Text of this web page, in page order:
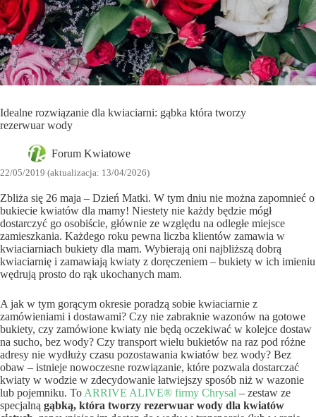
Idealne rozwiązanie dla kwiaciarni: gąbka która tworzy
rezerwuar wody
Forum Kwiatowe
22/05/2019 (aktualizacja: 13/04/2026)
Zbliża się 26 maja – Dzień Matki. W tym dniu nie można zapomnieć o
bukiecie kwiatów dla mamy! Niestety nie każdy będzie mógł
dostarczyć go osobiście, głównie ze względu na odległe miejsce
zamieszkania. Każdego roku pewna liczba klientów zamawia w
kwiaciarniach bukiety dla mam. Wybierają oni najbliższą dobrą
kwiaciarnię i zamawiają kwiaty z doręczeniem – bukiety w ich imieniu
wędrują prosto do rąk ukochanych mam.
A jak w tym gorącym okresie poradzą sobie kwiaciarnie z
zamówieniami i dostawami? Czy nie zabraknie wazonów na gotowe
bukiety, czy zamówione kwiaty nie będą oczekiwać w kolejce dostaw
na sucho, bez wody? Czy transport wielu bukietów na raz pod różne
adresy nie wydłuży czasu pozostawania kwiatów bez wody? Bez
obaw – istnieje nowoczesne rozwiązanie, które pozwala dostarczać
kwiaty w wodzie w zdecydowanie łatwiejszy sposób niż w wazonie
lub pojemniku. To ARRIVE ALIVE® firmy Chrysal – zestaw ze
specjalną gąbką, która tworzy rezerwuar wody dla kwiatów